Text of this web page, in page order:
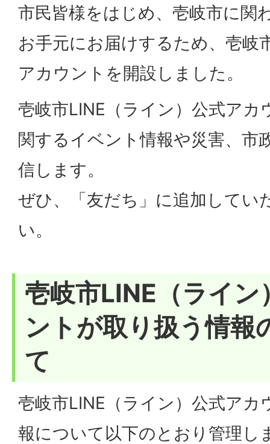
市民皆様をはじめ、壱岐市に関
お手元にお届けするため、壱岐
アカウントを開設しました。
壱岐市LINE（ライン）公式アカ
関するイベント情報や災害、市
信します。
ぜひ、「友だち」に追加してい
い。
壱岐市LINE（ライン
ントが取り扱う情報
て
壱岐市LINE（ライン）公式アカ
報について以下のとおり管理し